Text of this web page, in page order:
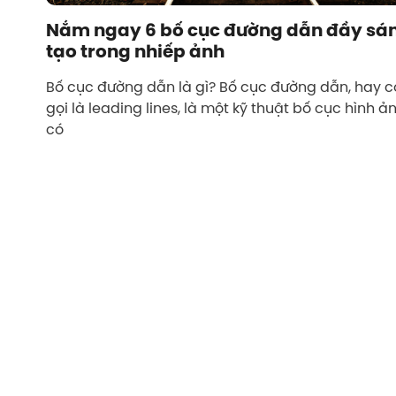
Nắm ngay 6 bố cục đường dẫn đầy
tạo trong nhiếp ảnh
Bố cục đường dẫn là gì? Bố cục đường dẫn, hay
gọi là leading lines, là một kỹ thuật bố cục hình
có